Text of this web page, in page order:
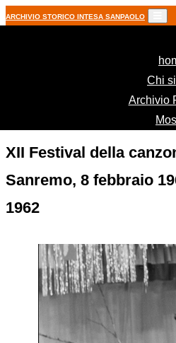
ARCHIVIO STORICO INTESA SANPAOLO
Chi
Archivio
XII Festival della
Sanremo, 8 febbraio
1962